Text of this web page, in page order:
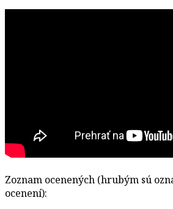
Zoznam ocenených (hrubým sú
ocenení):